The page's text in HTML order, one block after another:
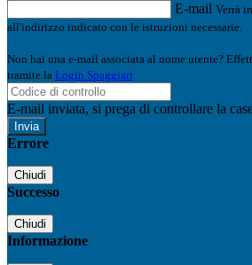
E-mail Verrà
all'indirizzo indicato con le istruzioni necessarie.
Non hai una e-mail associata al nome utente?
tramite la Login Spaggiari
E-mail inviata, si prega di controllare la
Errore
Chiudi
Successo
Chiudi
Informazione